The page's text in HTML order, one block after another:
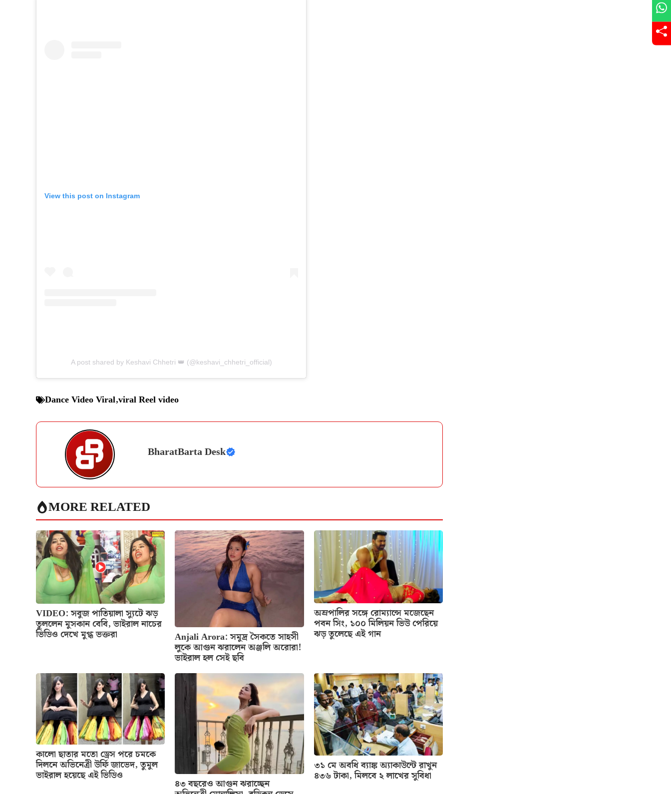
View this post on Instagram
A post shared by Keshavi Chhetri 👑 (@keshavi_chhetri_official)
Dance Video Viral,viral Reel video
BharatBarta Desk
MORE RELATED
VIDEO: সবুজ পাতিয়ালা স্যুটে ঝড়
তুললেন মুসকান বেবি, ভাইরাল নাচের
ভিডিও দেখে মুগ্ধ ভক্তরা Anjali Arora: সমুদ্র সৈকতে সাহসী
লুকে আগুন ঝরালেন অঞ্জলি অরোরা!
ভাইরাল হল সেই ছবি
অম্রপালির সঙ্গে রোম্যান্সে মজেছেন
পবন সিং, ১০০ মিলিয়ন ভিউ পেরিয়ে
ঝড় তুলেছে এই গান
কালো ছাতার মতো ড্রেস পরে চমকে
দিলনে অভিনেত্রী উর্ফি জাভেদ, তুমুল
ভাইরাল হয়েছে এই ভিডিও
৪৩ বছরেও আগুন ঝরাচ্ছেন
৩১ মে অবধি ব্যাঙ্ক অ্যাকাউন্টে রাখুন
৪৩৬ টাকা, মিলবে ২ লাখের সুবিধা